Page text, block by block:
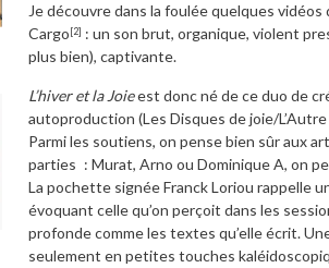
Je découvre dans la foulée quelques
Cargo[2] : un son brut, organique, violent
plus bien), captivante.
L’hiver et la Joieest donc né de ce duo de
autoproduction (Les Disques de joie/
Parmi les soutiens, on pense bien sûr aux
parties : Murat, Arno ou Dominique A, on
La pochette signée Franck Loriou rappelle
évoquant celle qu’on perçoit dans les
profonde comme les textes qu’elle écrit.
seulement en petites touches